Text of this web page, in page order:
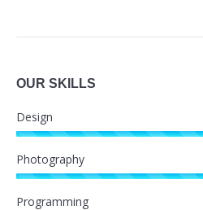
OUR SKILLS
Design
Photography
Programming